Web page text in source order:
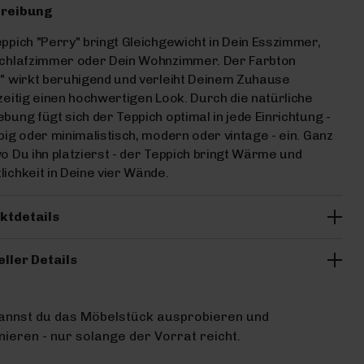
"Perry" bringt Gleichgewicht in Dein Esszimmer,
oder Dein Wohnzimmer. Der Farbton
wirkt beruhigend und verleiht Deinem Zuhause
einen hochwertigen Look. Durch die natürliche
fügt sich der Teppich optimal in jede Einrichtung -
oder minimalistisch, modern oder vintage - ein. Ganz
Du ihn platzierst - der Teppich bringt Wärme und
in Deine vier Wände.
Details
du das Möbelstück ausprobieren und
- nur solange der Vorrat reicht.